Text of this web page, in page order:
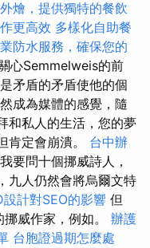
燴，提供獨特的餐飲
更高效 多樣化自助餐
防水服務，確保您的
心Semmelweis的前
矛盾的矛盾使他的個
成為媒體的感覺，隨
和私人的生活，您的夢
肯定會崩潰。 台中辦
要問十個挪威詩人，
九人仍然會將烏爾文特
設計對SEO的影響 但
威作家，例如。 辦護
台胞證過期怎麼處